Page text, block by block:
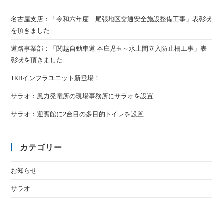
名古屋支店：「令和六年度 尾張地区交通安全施設整備工事」表彰状
を頂きました
道路事業部：「関越自動車道 本庄児玉～水上間立入防止柵工事」表
彰状を頂きました
TKBインフラユニット新登場！
サラオ：風力発電所の現場事務所にサラオを設置
サラオ：迎賓館に2台目の多目的トイレを設置
カテゴリー
お知らせ
サラオ